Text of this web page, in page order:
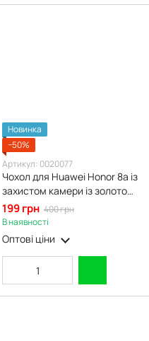
Новинка
−50%
Артикул: 0020077
Чохол для Huawei Honor 8a із
захистом камери із золотою
окантовкою на хуавей хонор
8a чорничний gs1
199 грн 400 грн
В наявності
Оптові ціни